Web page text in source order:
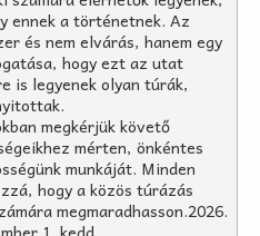
ennek a történetnek. Az
és nem elvárás, hanem egy
hogy ezt az utat
is legyenek olyan túrák,
megkérjük követő
mérten, önkéntes
munkáját. Minden
hogy a közös túrázás
megmaradhasson.2026.